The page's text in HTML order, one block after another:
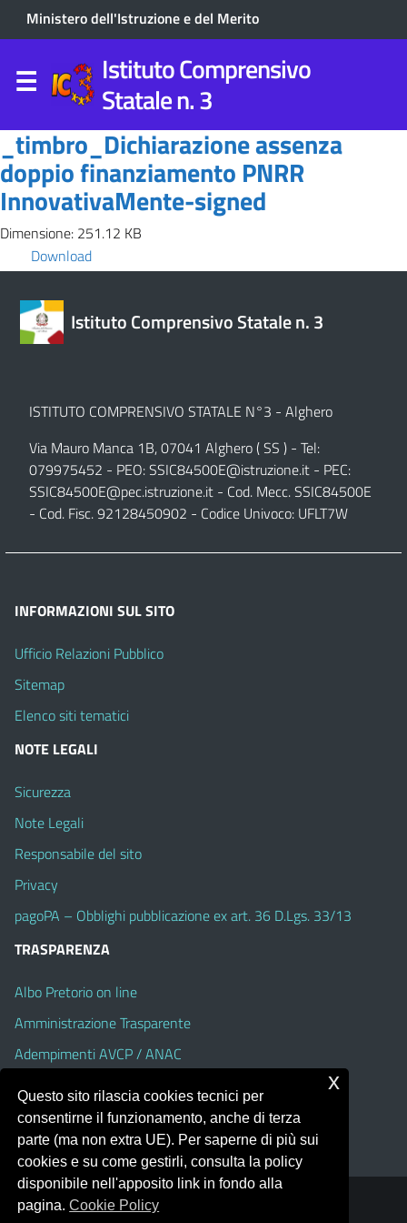
Ministero dell'Istruzione e del Merito
Istituto Comprensivo
Statale n. 3
_timbro_Dichiarazione assenza
doppio finanziamento PNRR
InnovativaMente-signed
Dimensione: 251.12 KB
Download
Istituto Comprensivo Statale n. 3
ISTITUTO COMPRENSIVO STATALE N°3 - Alghero
Via Mauro Manca 1B, 07041 Alghero ( SS ) - Tel:
079975452 - PEO:SSIC84500E@istruzione.it - PEC:
SSIC84500E@pec.istruzione.it - Cod. Mecc. SSIC84500E
- Cod. Fisc. 92128450902 - Codice Univoco: UFLT7W
INFORMAZIONI SUL SITO
Ufficio Relazioni Pubblico
Sitemap
Elenco siti tematici
NOTE LEGALI
Sicurezza
Note Legali
Responsabile del sito
Privacy
pagoPA – Obblighi pubblicazione ex art. 36 D.Lgs. 33/13
TRASPARENZA
Albo Pretorio on line
Amministrazione Trasparente
Adempimenti AVCP / ANAC
Accesso Civico
Dichiarazione di accessibilità
Portale realizzato con la piattaforma
Questo sito rilascia cookies tecnici per
consentirne il funzionamento, anche di terza
parte (ma non extra UE). Per saperne di più sui
cookies e su come gestirli, consulta la policy
disponibile nell'apposito link in fondo alla
pagina.Cookie Policy
x